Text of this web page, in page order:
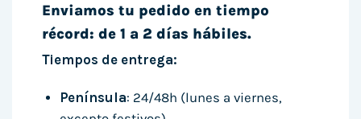
Enviamos tu pedido en tiempo
récord: de 1 a 2 días hábiles.
Tiempos de entrega:
Península: 24/48h (lunes a viernes,